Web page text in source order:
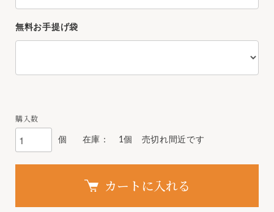
無料お手提げ袋
購入数
個 在庫： 1個 売切れ間近です
カートに入れる